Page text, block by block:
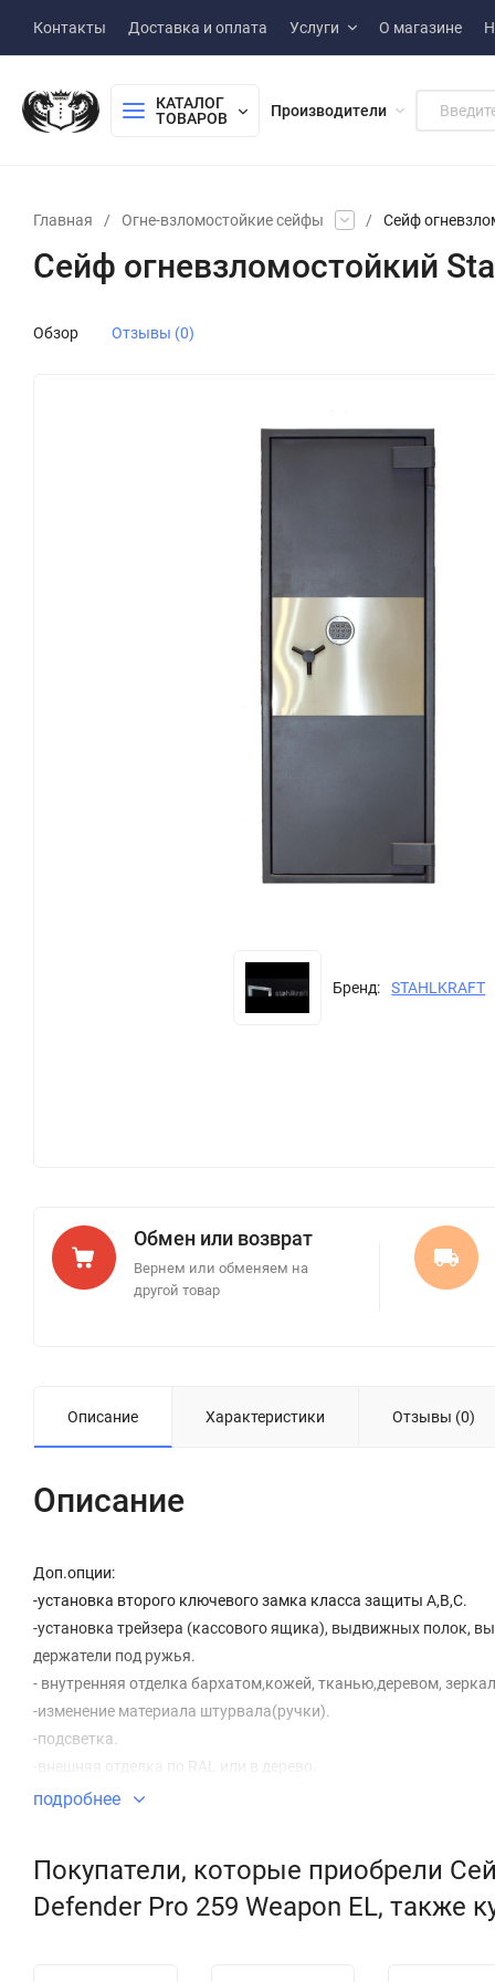
Контакты Доставка и оплата Услуги О магазине
КАТАЛОГ
ТОВАРОВ
Производители
Главная / Огне-взломостойкие сейфы / Сейф
Сейф огневзломостойкий
Обзор Отзывы (0)
Бренд: STAHLKRAFT
Обмен или возврат
Вернем или обменяем на
другой товар
Описание Характеристики Отзывы (0)
Описание
Доп.опции:
-установка второго ключевого замка класса защиты А,В,С.
-установка трейзера (кассового ящика), выдвижных полок,
держатели под ружья.
- внутренняя отделка бархатом,кожей, тканью,деревом,
-изменение материала штурвала(ручки).
-подсветка.
-внешняя отделка по RAL или в дерево.
-крепление к полу(стандартным или химическим анкером).
Сейф с защитой от огня и взлома.
Надежный сейф с защитой, подтвержденной самой лучшей
подробнее
Покупатели, которые приобрели
Defender Pro 259 Weapon EL, также